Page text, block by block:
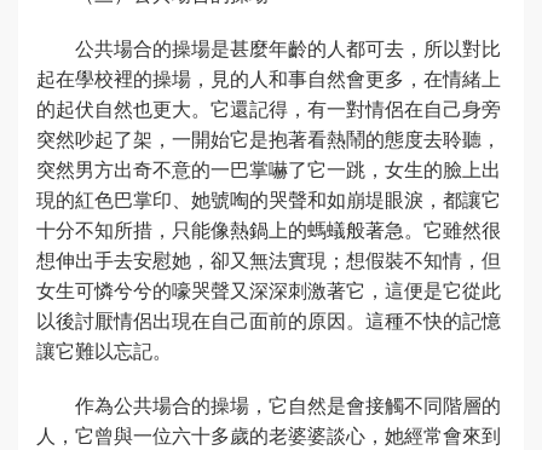
公共場合的操場是甚麼年齡的人都可去，所以對比
起在學校裡的操場，見的人和事自然會更多，在情緒上
的起伏自然也更大。它還記得，有一對情侶在自己身旁
突然吵起了架，一開始它是抱著看熱鬧的態度去聆聽，
突然男方出奇不意的一巴掌嚇了它一跳，女生的臉上出
現的紅色巴掌印、她號啕的哭聲和如崩堤眼淚，都讓它
十分不知所措，只能像熱鍋上的螞蟻般著急。它雖然很
想伸出手去安慰她，卻又無法實現；想假裝不知情，但
女生可憐兮兮的嚎哭聲又深深刺激著它，這便是它從此
以後討厭情侶出現在自己面前的原因。這種不快的記憶
讓它難以忘記。
作為公共場合的操場，它自然是會接觸不同階層的
人，它曾與一位六十多歲的老婆婆談心，她經常會來到